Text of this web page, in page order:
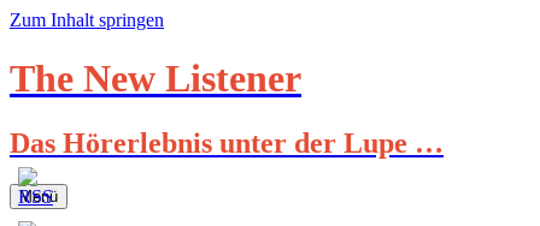
Zum Inhalt springen
The New Listener
Das Hörerlebnis unter der Lupe …
Menü